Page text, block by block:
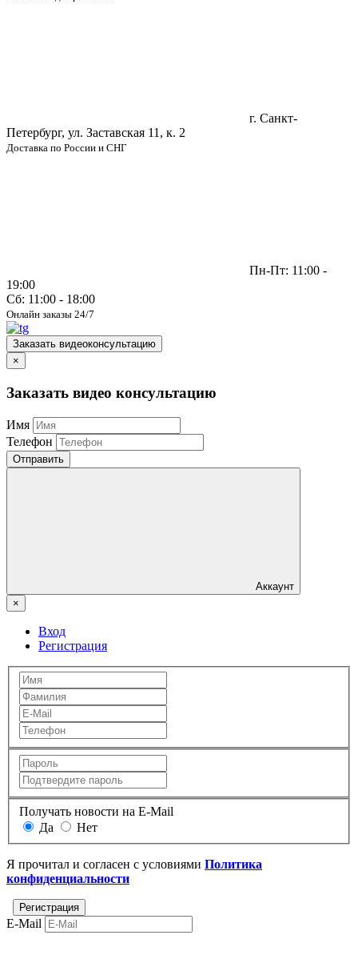
г. Санкт-
Петербург, ул. Заставская 11, к. 2
Доставка по России и СНГ
Пн-Пт: 11:00 -
19:00
Сб: 11:00 - 18:00
Онлайн заказы 24/7
Заказать видеоконсультацию
×
Заказать видео консультацию
Имя
Телефон
Отправить
Аккаунт
×
Вход
Регистрация
Получать новости на E-Mail
Да
Нет
Я прочитал и согласен с условиями Политика
конфиденциальности
E-Mail